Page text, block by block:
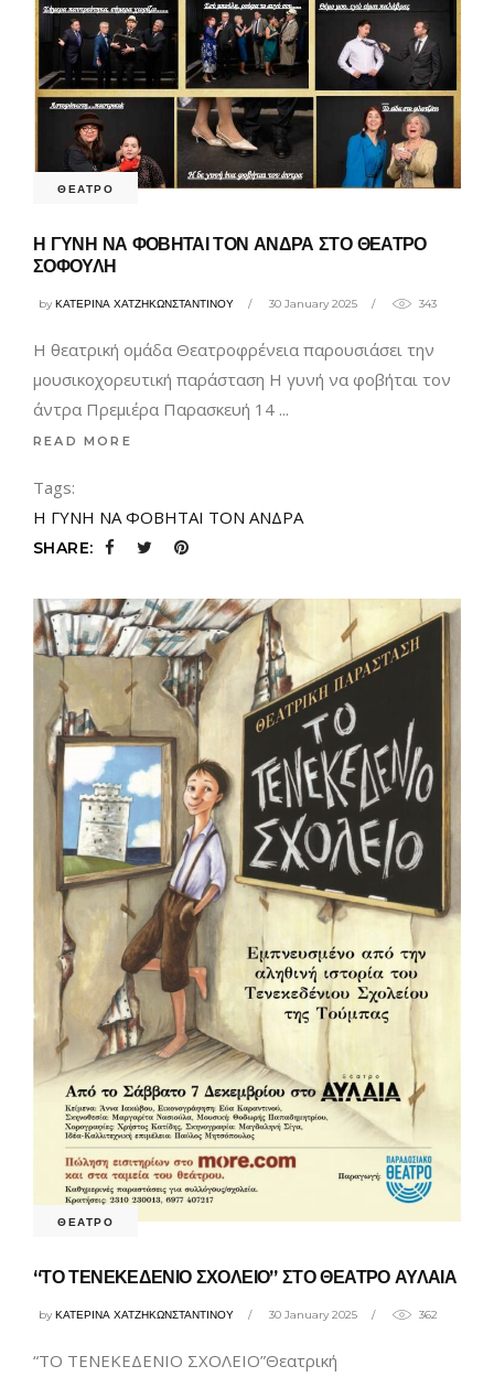
ΘΕΑΤΡΟ
Η ΓΥΝΗ ΝΑ ΦΟΒΗΤΑΙ ΤΟΝ ΑΝΔΡΑ ΣΤΟ ΘΕΑΤΡΟ
ΣΟΦΟΥΛΗ
byΚΑΤΕΡΙΝΑ ΧΑΤΖΗΚΩΝΣΤΑΝΤΙΝΟΥ 30 January 2025 343
Η θεατρική ομάδα Θεατροφρένεια παρουσιάσει την
μουσικοχορευτική παράσταση Η γυνή να φοβήται τον
άντρα Πρεμιέρα Παρασκευή 14
READ MORE
Tags:
Η ΓΥΝΗ ΝΑ ΦΟΒΗΤΑΙ ΤΟΝ ΑΝΔΡΑ
SHARE:
ΘΕΑΤΡΟ
“ΤΟ ΤΕΝΕΚΕΔΕΝΙΟ ΣΧΟΛΕΙΟ” ΣΤΟ ΘΕΑΤΡΟ ΑΥΛΑΙΑ
byΚΑΤΕΡΙΝΑ ΧΑΤΖΗΚΩΝΣΤΑΝΤΙΝΟΥ 30 January 2025 362
“ΤΟ ΤΕΝΕΚΕΔΕΝΙΟ ΣΧΟΛΕΙΟ”Θεατρική